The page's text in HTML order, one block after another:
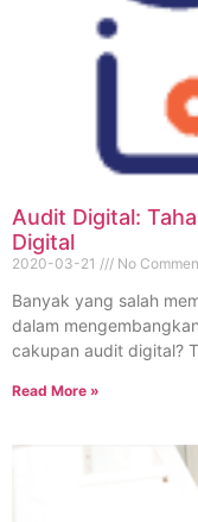
Audit Digital:
Digital
2020-03-21 No
Banyak yang salah
dalam
cakupan audit digital?
Read More »